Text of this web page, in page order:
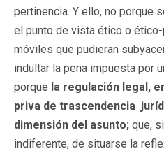
pertinencia. Y ello, no porque
el punto de vista ético o
móviles que pudieran
indultar la pena impuesta por
porque la regulación legal,
priva de trascendencia
dimensión del asunto; que,
indiferente, de situarse la